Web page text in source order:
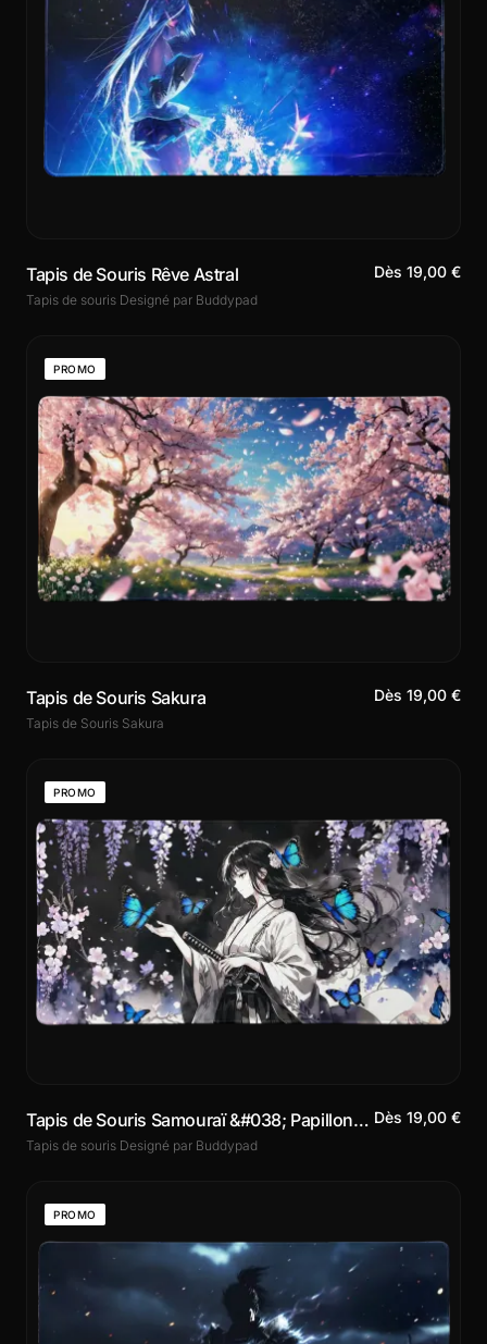
Tapis de Souris Rêve Astral
Tapis de souris Designé par Buddypad
Dès 19,00 €
PROMO
Tapis de Souris Sakura
Tapis de Souris Sakura
Dès 19,00 €
PROMO
Tapis de Souris Samouraï &#038; Papillons Bleus
Tapis de souris Designé par Buddypad
Dès 19,00 €
PROMO